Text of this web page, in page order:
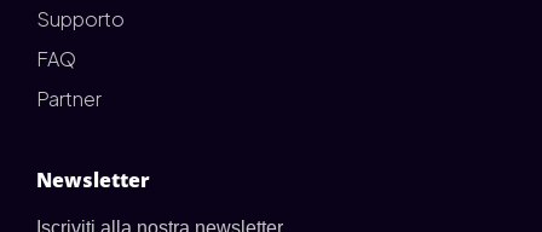
Supporto
FAQ
Partner
Newsletter
Iscriviti alla nostra newsletter